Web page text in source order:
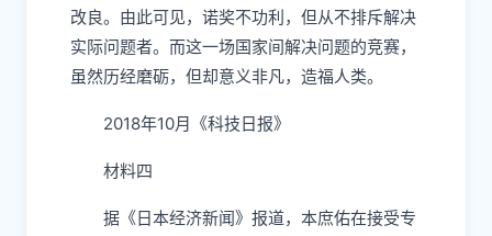
改良。由此可见，诺奖不功利，但从不排斥解决
实际问题者。而这一场国家间解决问题的竞赛，
虽然历经磨砺，但却意义非凡，造福人类。
2018年10月《科技日报》
材料四
据《日本经济新闻》报道，本庶佑在接受专